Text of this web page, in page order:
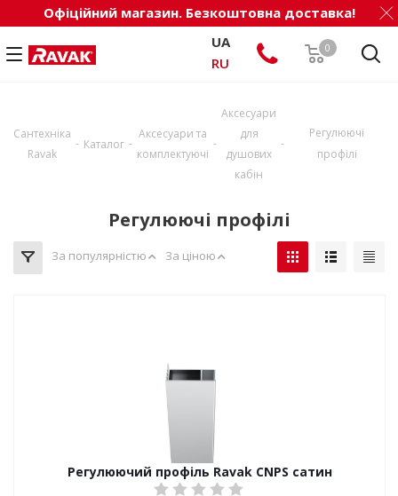
Офіційний магазин. Безкоштовна доставка!
0
UA
RU
Сантехніка
Ravak
- Каталог -
Аксесуари та
комплектуючі
-
Аксесуари
для
душових
кабін
-
Регулюючі
профілі
Регулюючі профілі
За популярністю За ціною
Регулюючий профіль Ravak CNPS сатин